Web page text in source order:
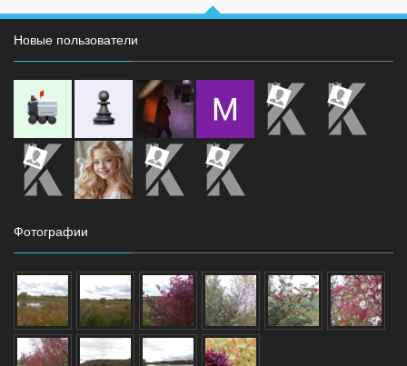
Новые пользователи
Фотографии